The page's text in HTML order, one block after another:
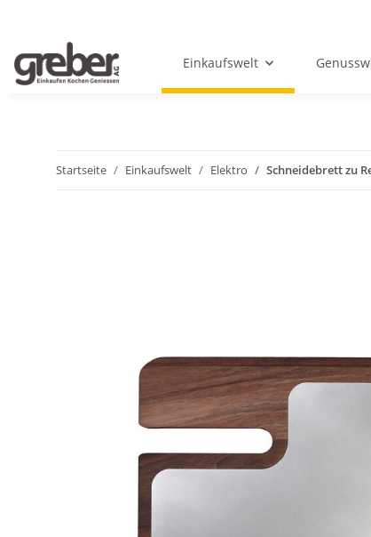
Einkaufswelt
Startseite Einkaufswelt Elektro Schneidebrett zu